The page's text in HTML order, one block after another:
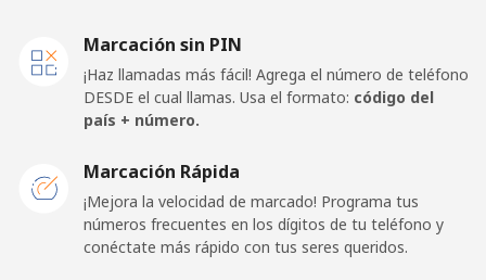
Celular
⁦€10⁩
Línea fija ⁦55.9¢⁩
17 min por
⁦€10⁩
Marcación sin PIN
¡Haz llamadas más fácil! Agrega el número de teléfono
DESDE el cual llamas. Usa el formato: código del
país + número.
Marcación Rápida
¡Mejora la velocidad de marcado! Programa tus
números frecuentes en los dígitos de tu teléfono y
conéctate más rápido con tus seres queridos.